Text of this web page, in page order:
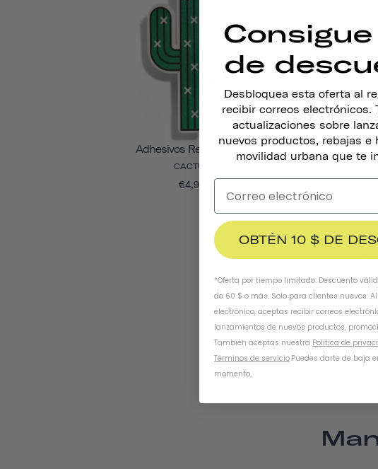
Adhesivos Reflectantes
CACTUS
€4,95
CON
LA
Consigue
de
Desbloquea esta oferta al
recibir correos electrónicos.
actualizaciones sobre
nuevos productos, rebajas e
movilidad urbana que te
OBTÉN 10 $ DE
*Oferta por tiempo limitado. Descuento
de 60 $ o más. Solo para clientes nuevos.
electrónico, aceptas recibir correos
lanzamientos de nuevos productos,
También aceptas nuestra Política de
Términos de servicio.Puedes darte de baja
momento.